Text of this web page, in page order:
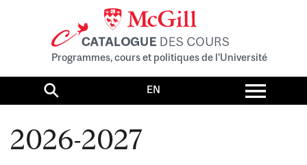
Programmes, cours et politiques de l'Université
Search EN menu
2026-2027